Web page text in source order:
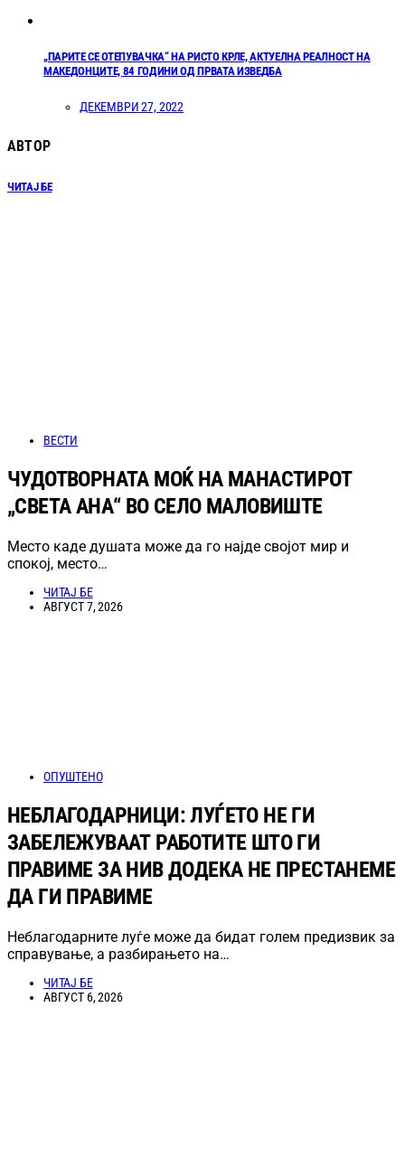
„ПАРИТЕ СЕ ОТЕПУВАЧКА“ НА РИСТО КРЛЕ, АКТУЕЛНА РЕАЛНОСТ НА
МАКЕДОНЦИТЕ, 84 ГОДИНИ ОД ПРВАТА ИЗВЕДБА
ДЕКЕМВРИ 27, 2022
АВТОР
ЧИТАЈ БЕ
ВЕСТИ
ЧУДОТВОРНАТА МОЌ НА МАНАСТИРОТ
„СВЕТА АНА“ ВО СЕЛО МАЛОВИШТЕ
Место каде душата може да го најде својот мир и
спокој, место…
ЧИТАЈ БЕ
АВГУСТ 7, 2026
ОПУШТЕНО
НЕБЛАГОДАРНИЦИ: ЛУЃЕТО НЕ ГИ
ЗАБЕЛЕЖУВААТ РАБОТИТЕ ШТО ГИ
ПРАВИМЕ ЗА НИВ ДОДЕКА НЕ ПРЕСТАНЕМЕ
ДА ГИ ПРАВИМЕ
Неблагодарните луѓе може да бидат голем предизвик за
справување, а разбирањето на…
ЧИТАЈ БЕ
АВГУСТ 6, 2026